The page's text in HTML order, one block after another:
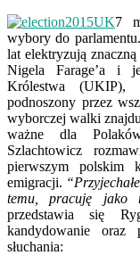
7
wybory do parlamentu.
lat elektryzują znaczną
Nigela Farage’a i
Królestwa (UKIP),
podnoszony przez
wyborczej walki
ważne dla
Szlachtowicz
pierwszym polskim
emigracji.
temu, pracuję jako
przedstawia się
kandydowanie oraz
słuchania: